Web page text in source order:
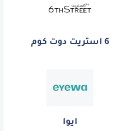
6 استريت دوت كوم
ايوا